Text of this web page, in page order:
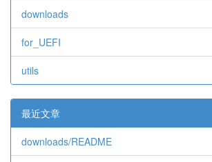
downloads
for_UEFI
utils
最近文章
downloads/README